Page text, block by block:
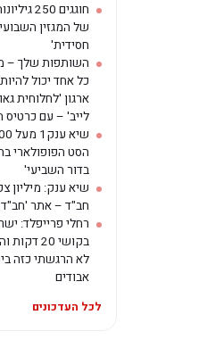
חוגגים
של המגזין
חסידית'
השותפות שלך –
כל אחד יכול
ארגון 'לחלוחית
לייב' – עם כרטיס
הסט הפופולארי
בדור השביעי'
שיא ענק: מיליון
חב"ד – אתר 'חב"ד
רחלי פרייפלד:
בקושי 20
לא הרגשתי כזה
אבודים
לכל העדכונים